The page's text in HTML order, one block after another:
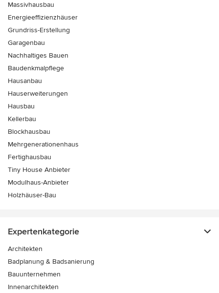
Massivhausbau
Energieeffizienzhäuser
Grundriss-Erstellung
Garagenbau
Nachhaltiges Bauen
Baudenkmalpflege
Hausanbau
Hauserweiterungen
Hausbau
Kellerbau
Blockhausbau
Mehrgenerationenhaus
Fertighausbau
Tiny House Anbieter
Modulhaus-Anbieter
Holzhäuser-Bau
Expertenkategorie
Architekten
Badplanung & Badsanierung
Bauunternehmen
Innenarchitekten